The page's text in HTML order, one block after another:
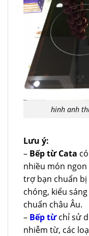
hinh anh
Lưu ý:
– Bếp từ Cata
nhiều món
trợ bạn chuẩn
chóng, kiểu
chuẩn châu Âu.
– Bếp từchỉ sử
nhiễm từ, các